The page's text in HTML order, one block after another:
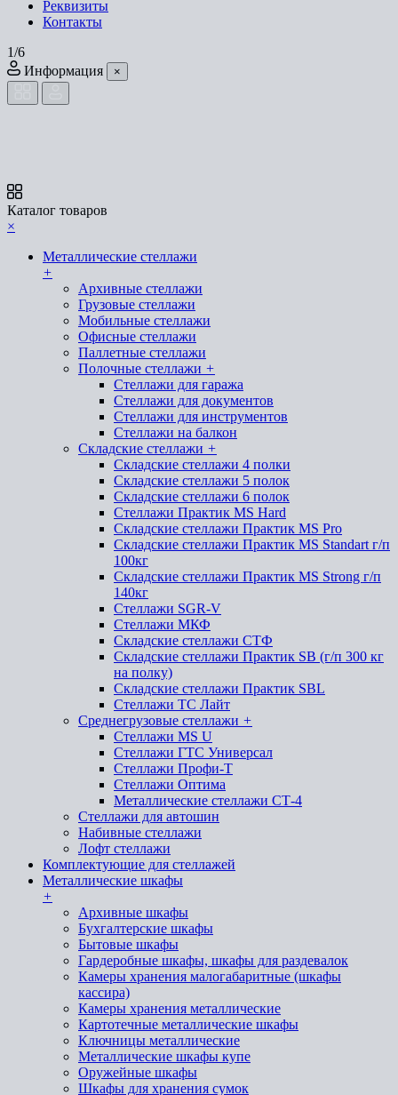
Реквизиты
Контакты
1/6
Информация
×
Каталог товаров
×
Металлические стеллажи
+
Архивные стеллажи
Грузовые стеллажи
Мобильные стеллажи
Офисные стеллажи
Паллетные стеллажи
Полочные стеллажи +
Стеллажи для гаража
Стеллажи для документов
Стеллажи для инструментов
Стеллажи на балкон
Складские стеллажи +
Складские стеллажи 4 полки
Складские стеллажи 5 полок
Складские стеллажи 6 полок
Стеллажи Практик MS Hard
Складские стеллажи Практик MS Pro
Складские стеллажи Практик MS Standart г/п
100кг
Складские стеллажи Практик MS Strong г/п
140кг
Стеллажи SGR-V
Стеллажи МКФ
Складские стеллажи СТФ
Складские стеллажи Практик SB (г/п 300 кг
на полку)
Складские стеллажи Практик SBL
Стеллажи ТС Лайт
Среднегрузовые стеллажи +
Стеллажи MS U
Стеллажи ГТС Универсал
Стеллажи Профи-Т
Стеллажи Оптима
Металлические стеллажи СТ-4
Стеллажи для автошин
Набивные стеллажи
Лофт стеллажи
Комплектующие для стеллажей
Металлические шкафы
+
Архивные шкафы
Бухгалтерские шкафы
Бытовые шкафы
Гардеробные шкафы, шкафы для раздевалок
Камеры хранения малогабаритные (шкафы
кассира)
Камеры хранения металлические
Картотечные металлические шкафы
Ключницы металлические
Металлические шкафы купе
Оружейные шкафы
Шкафы для хранения сумок